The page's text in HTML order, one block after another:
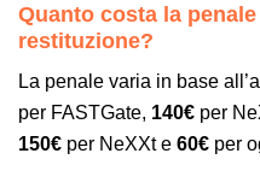
Quanto costa la
restituzione?
La penale varia in base
per FASTGate, 140€ per
150€ per NeXXt e 60€ per